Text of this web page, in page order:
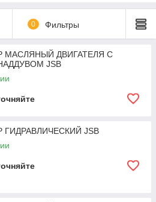
0 Фильтры
МАСЛЯНЫЙ ДВИГАТЕЛЯ С
JSB
ГИДРАВЛИЧЕСКИЙ JSB